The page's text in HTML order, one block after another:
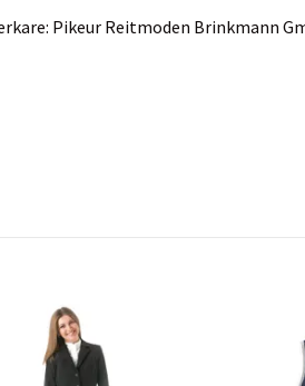
Pikeur Reitmoden Brinkmann